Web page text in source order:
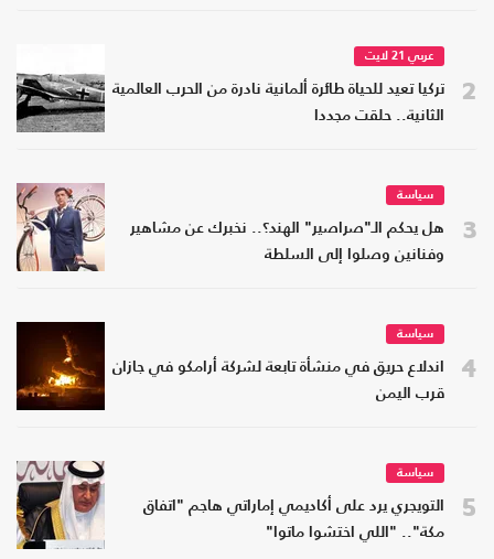
2
عربي 21 لايت
تركيا تعيد للحياة طائرة ألمانية نادرة من الحرب العالمية
الثانية.. حلقت مجددا
3
سياسة
هل يحكم الـ"صراصير" الهند؟.. نخبرك عن مشاهير
وفنانين وصلوا إلى السلطة
4
سياسة
اندلاع حريق في منشأة تابعة لشركة أرامكو في جازان
قرب اليمن
5
سياسة
التويجري يرد على أكاديمي إماراتي هاجم "اتفاق
مكة".. "اللي اختشوا ماتوا"